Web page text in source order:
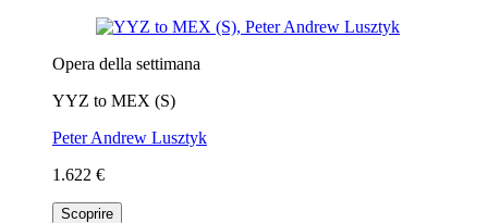
Opera della settimana
YYZ to MEX (S)
Peter Andrew Lusztyk
1.622 €
Scoprire